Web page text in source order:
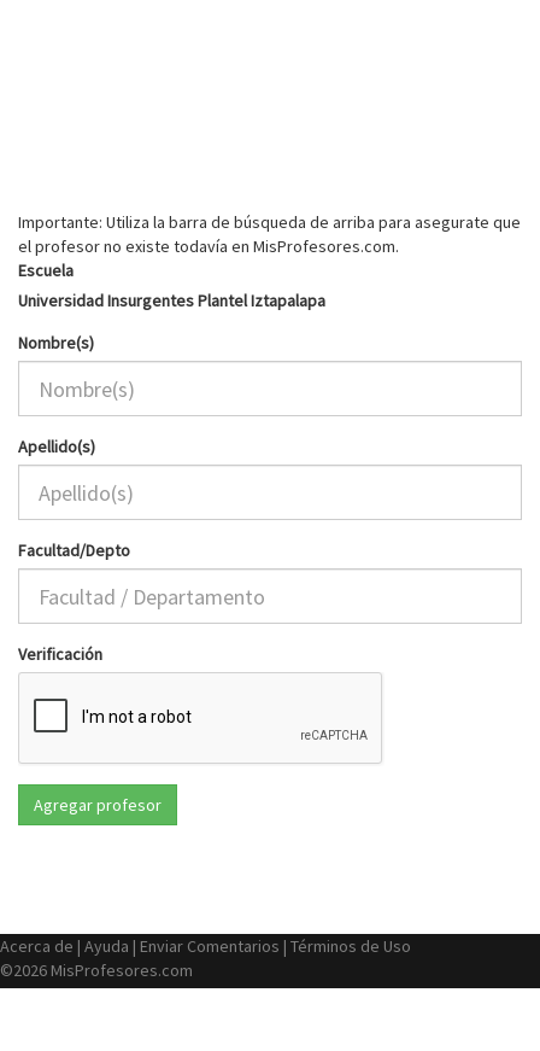
Importante: Utiliza la barra de búsqueda de arriba para asegurate que
el profesor no existe todavía en MisProfesores.com.
Escuela
Universidad Insurgentes Plantel Iztapalapa
Nombre(s)
Apellido(s)
Facultad/Depto
Verificación
Acerca de | Ayuda | Enviar Comentarios | Términos de Uso
©2026 MisProfesores.com